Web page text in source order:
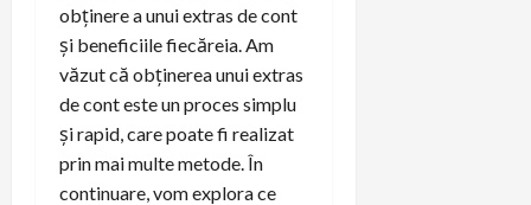
obținere a unui extras de cont
și beneficiile fiecăreia. Am
văzut că obținerea unui extras
de cont este un proces simplu
și rapid, care poate fi realizat
prin mai multe metode. În
continuare, vom explora ce